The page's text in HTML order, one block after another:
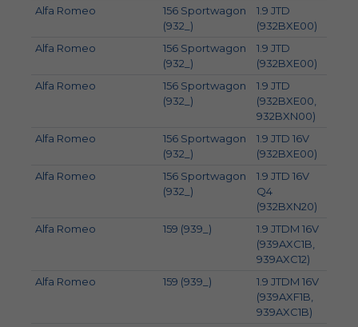
Alfa Romeo
156 Sportwagon
(932_)
1.9 JTD
(932BXE00)
Alfa Romeo
156 Sportwagon
(932_)
1.9 JTD
(932BXE00)
Alfa Romeo
156 Sportwagon
(932_)
1.9 JTD
(932BXE00,
932BXN00)
Alfa Romeo
156 Sportwagon
(932_)
1.9 JTD 16V
(932BXE00)
Alfa Romeo
156 Sportwagon
(932_)
1.9 JTD 16V
Q4
(932BXN20)
Alfa Romeo 159 (939_)
1.9 JTDM 16V
(939AXC1B,
939AXC12)
Alfa Romeo 159 (939_)
1.9 JTDM 16V
(939AXF1B,
939AXC1B)